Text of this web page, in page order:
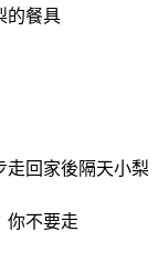
的餐具
回家後隔天小梨
你不要走